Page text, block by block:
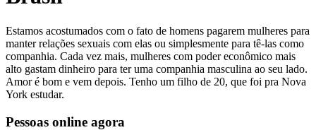
Estamos acostumados com o fato de homens pagarem mulheres para
manter relações sexuais com elas ou simplesmente para tê-las como
companhia. Cada vez mais, mulheres com poder econômico mais
alto gastam dinheiro para ter uma companhia masculina ao seu lado.
Amor é bom e vem depois. Tenho um filho de 20, que foi pra Nova
York estudar.
Pessoas online agora